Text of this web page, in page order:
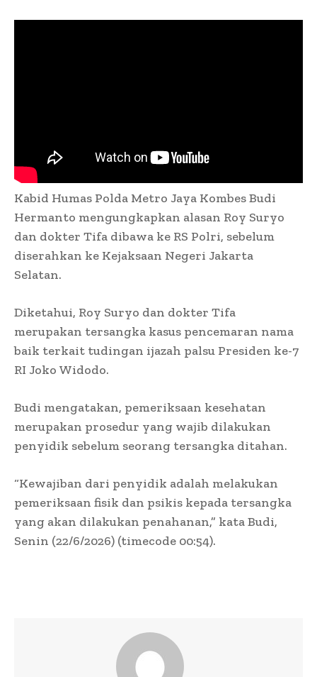
Kabid Humas Polda Metro Jaya Kombes Budi
Hermanto mengungkapkan alasan Roy Suryo
dan dokter Tifa dibawa ke RS Polri, sebelum
diserahkan ke Kejaksaan Negeri Jakarta
Selatan.
Diketahui, Roy Suryo dan dokter Tifa
merupakan tersangka kasus pencemaran nama
baik terkait tudingan ijazah palsu Presiden ke-7
RI Joko Widodo.
Budi mengatakan, pemeriksaan kesehatan
merupakan prosedur yang wajib dilakukan
penyidik sebelum seorang tersangka ditahan.
“Kewajiban dari penyidik adalah melakukan
pemeriksaan fisik dan psikis kepada tersangka
yang akan dilakukan penahanan,” kata Budi,
Senin (22/6/2026) (timecode 00:54).